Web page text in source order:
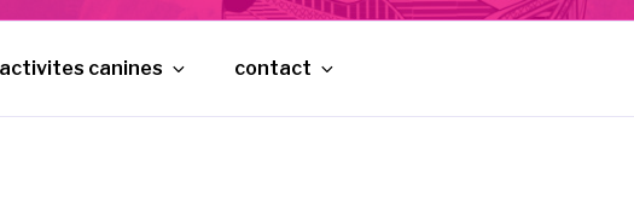
activites canines contact